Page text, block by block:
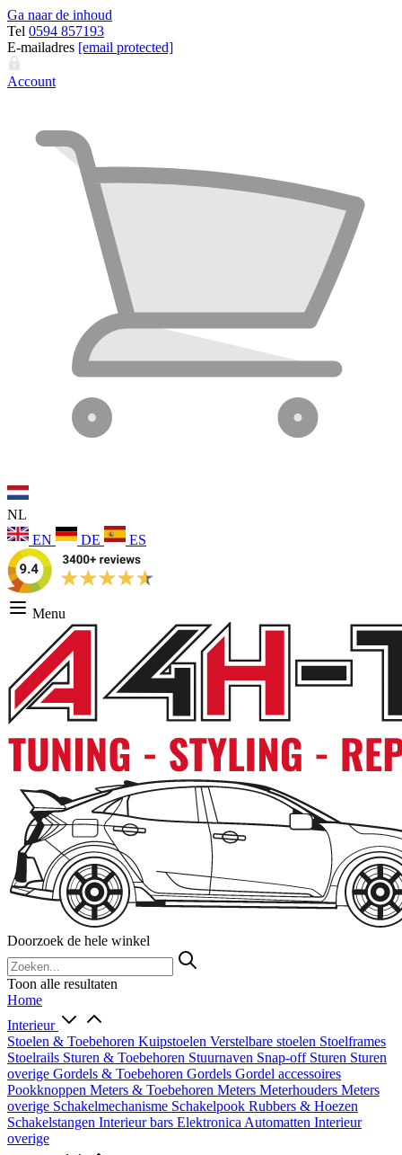
Ga naar de inhoud
Tel 0594 857193
E-mailadres [email protected]
Account
NL
EN
DE ES
Menu
Doorzoek de hele winkel
Toon alle resultaten
Home
Interieur
Stoelen & Toebehoren Kuipstoelen Verstelbare stoelen Stoelframes
Stoelrails Sturen & Toebehoren Stuurnaven Snap-off Sturen Sturen
overige Gordels & Toebehoren Gordels Gordel accessoires
Pookknoppen Meters & Toebehoren Meters Meterhouders Meters
overige Schakelmechanisme Schakelpook Rubbers & Hoezen
Schakelstangen Interieur bars Elektronica Automatten Interieur
overige